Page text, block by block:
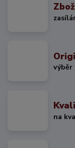
výběr
na